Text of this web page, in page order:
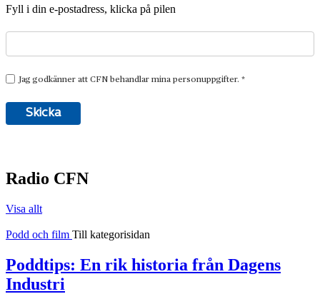
Fyll i din e-postadress, klicka på pilen
Radio CFN
Visa allt
Podd och film Till kategorisidan
Poddtips: En rik historia från Dagens
Industri